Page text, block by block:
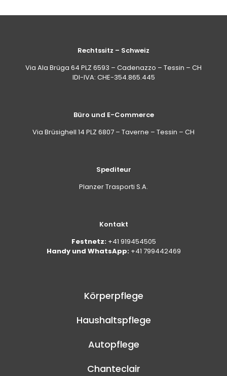
Rechtssitz – Schweiz
Via Ala Brüga 64 PLZ 6593 – Cadenazzo – Tessin – CH
IDI-IVA: CHE-354.865.445
Büro und E-Commerce
Via Brüsighell 14 PLZ 6807 – Taverne – Tessin – CH
Spediteur
Planzer Trasporti S.A.
Kontakt
Festnetz: +41 919454505
Handy und WhatsApp: +41 799442469
Körperpflege
Haushaltspflege
Autopflege
Chanteclair